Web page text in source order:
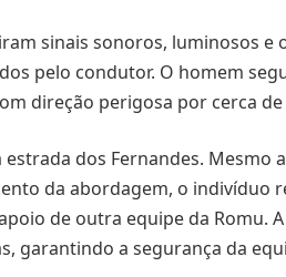
sinais sonoros, luminosos e
pelo condutor. O homem
direção perigosa por cerca
dos Fernandes. Mesmo
da abordagem, o indivíduo
de outra equipe da Romu.
garantindo a segurança da